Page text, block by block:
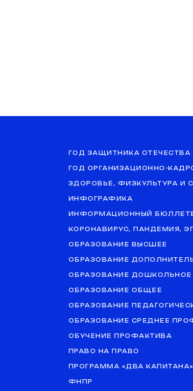
ГОД ЗАЩИТНИКА ОТЕЧЕСТВА
ГОД ОРГАНИЗАЦИОННО-
ЗДОРОВЬЕ, ФИЗКУЛЬТУРА И
ИНФОГРАФИКА
ИНФОРМАЦИОННЫЙ
КОРОНАВИРУС, ПАНДЕМИЯ,
ОБРАЗОВАНИЕ ВЫСШЕЕ
ОБРАЗОВАНИЕ
ОБРАЗОВАНИЕ ДОШКОЛЬНОЕ
ОБРАЗОВАНИЕ ОБЩЕЕ
ОБРАЗОВАНИЕ
ОБРАЗОВАНИЕ СРЕДНЕЕ
ОБУЧЕНИЕ ПРОФАКТИВА
ПРАВО НА ПРАВО
ПРОГРАММА «ДВА КАПИТАНА»
ФНПР